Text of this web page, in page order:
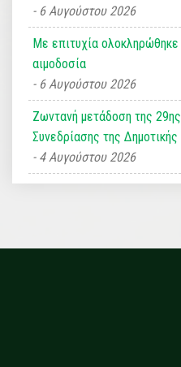
6 Αυγούστου 2026
Με επιτυχία ολοκληρώθηκε
αιμοδοσία
6 Αυγούστου 2026
Ζωντανή μετάδοση της
Συνεδρίασης της
4 Αυγούστου 2026